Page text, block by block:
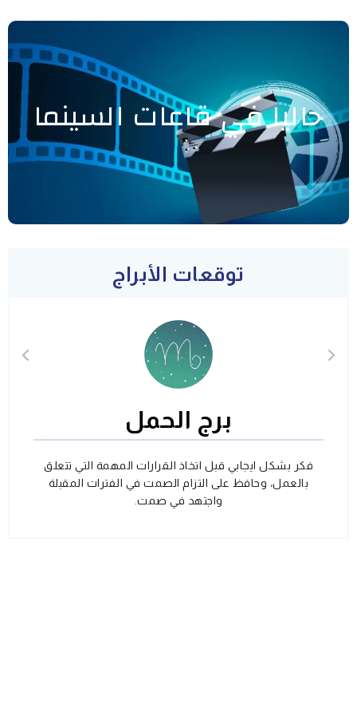
حاليا في قاعات السينما
توقعات الأبراج
برج الحمل
فكر بشكل ايجابي قبل اتخاذ القرارات المهمة التي تتعلق
بالعمل، وحافظ على التزام الصمت في الفترات المقبلة
واجتهد في صمت.